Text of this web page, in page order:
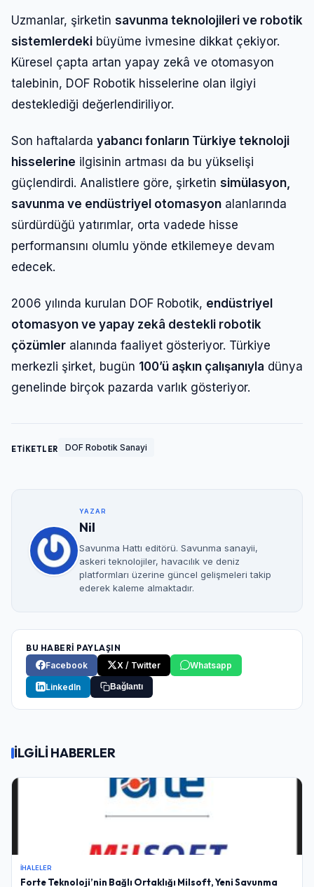
Uzmanlar, şirketin savunma teknolojileri ve robotik
sistemlerdeki büyüme ivmesine dikkat çekiyor.
Küresel çapta artan yapay zekâ ve otomasyon
talebinin, DOF Robotik hisselerine olan ilgiyi
desteklediği değerlendiriliyor.
Son haftalarda yabancı fonların Türkiye teknoloji
hisselerine ilgisinin artması da bu yükselişi
güçlendirdi. Analistlere göre, şirketin simülasyon,
savunma ve endüstriyel otomasyon alanlarında
sürdürdüğü yatırımlar, orta vadede hisse
performansını olumlu yönde etkilemeye devam
edecek.
2006 yılında kurulan DOF Robotik, endüstriyel
otomasyon ve yapay zekâ destekli robotik
çözümler alanında faaliyet gösteriyor. Türkiye
merkezli şirket, bugün 100’ü aşkın çalışanıyla dünya
genelinde birçok pazarda varlık gösteriyor.
ETİKETLER DOF Robotik Sanayi
YAZAR
Nil
Savunma Hattı editörü. Savunma sanayii,
askeri teknolojiler, havacılık ve deniz
platformları üzerine güncel gelişmeleri takip
ederek kaleme almaktadır.
BU HABERİ PAYLAŞIN
Facebook
X / Twitter Whatsapp
LinkedIn Bağlantı
İLGİLİ HABERLER
İHALELER
Forte Teknoloji’nin Bağlı Ortaklığı Milsoft, Yeni Savunma